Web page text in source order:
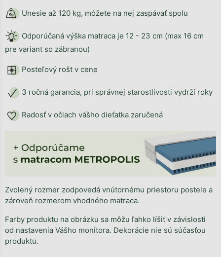
Unesie až 120 kg, môžete na nej zaspávať spolu
Odporúčaná výška matraca je 12 - 23 cm (max 16 cm
pre variant so zábranou)
Posteľový rošt v cene
3 ročná garancia, pri správnej starostlivosti vydrží roky
Radosť v očiach vášho dieťatka zaručená
Zvolený rozmer zodpovedá vnútornému priestoru postele a
zároveň rozmerom vhodného matraca.
Farby produktu na obrázku sa môžu ľahko líšiť v závislosti
od nastavenia Vášho monitora. Dekorácie nie sú súčasťou
produktu.